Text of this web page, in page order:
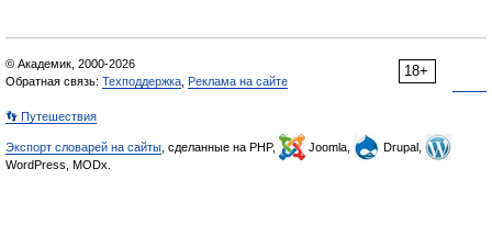
18+
© Академик, 2000-2026
Обратная связь: Техподдержка Реклама на сайте
👣 Путешествия
Экспорт словарей на сайты , сделанные на PHP, Joomla,
Drupal,
WordPress, MODx.